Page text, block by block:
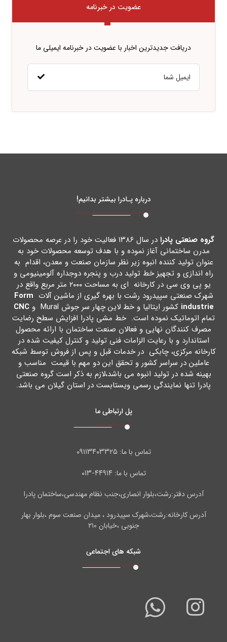
عضویت در خبرنامه
دریافت جدیدترین اخبار با عضویت در خبرنامه ایمیلی ما
درباره پـادرا بیشتر بدانیم!
گروه صنعتی پادرا
در سال ۱۳۸۶ فعالیت خود را در عرصه محصولات
مدرن ساختمانی آغاز نموده و با هدف توسعه محصولات خود به
عنوان تولید کننده انبوه زیر نظر سازمان صنعت و معدن، اقدام به
راه اندازي و تجهیز خط تولید درب و پنجره دوجداره آلومینیومی و
یو پی وي سی در کارخانه اي به مساحت ۲۰۰۰ متر مربع واقع در
شهرك صنعتی سپیدرود رشت با بهره گیري از ماشین آلات Form
industrie کشور ایتالیا و خط لاین چهار سر جوش Mural و
CNC
تمام اتوماتیک نموده است. خط مشی پادرا افزایش سطح رضایت
مصرف کنندگان نهایی و فعالان صنعت ساختمان با ارائه محصول
استاندارد و با رعایت الزامات فنی تولید و کنترل کیفیت شده در
کارخانه مرکزي، چابکی در خدمات قبل و پس از فروش توسط شبکه
عاملین در سراسر کشور و تحقق این دو مهم با قیمت مناسب و
بهینه شده در تولید انبوه می باشد،لازم به ذکر است گروه صنعتی
پادرا تنها نمایندگی رسمی ویستابست در استان گیلان می باشد.
پل ارتباطی ما
تماس با ما:۰۹۱۱۳۴۰۳۳۲۵
تماس با ما: ۴۴۹۱۴-۰۱۳
آدرس دفتر:رشت،بلوار انصاری،جنب نظام مهندسی،ساختمان پادرا
آدرس کارخانه:رشت،شهرک سپیدرود ، میدان صنعت سوم ،بلوار بهار
جنوبی ،خیابان ۲۱۰
شبکه های اجتماعی